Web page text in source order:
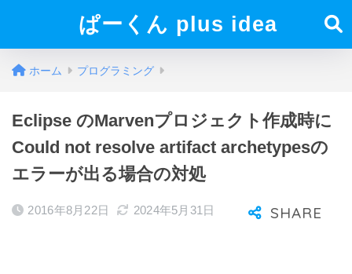
ぱーくん plus idea
ホーム プログラミング
Eclipse のMarvenプロジェクト作成時に
Could not resolve artifact archetypesの
エラーが出る場合の対処
2016年8月22日 2024年5月31日